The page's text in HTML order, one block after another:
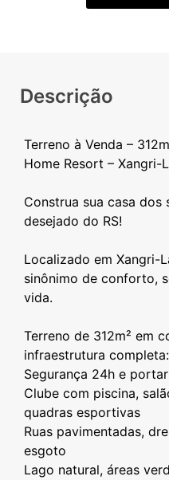
Descrição
Terreno à Venda –
Home Resort – Xangri-
Construa sua casa
desejado do RS!
Localizado em Xangri-
sinônimo de conforto,
vida.
Terreno de 312m² em
infraestrutura completa:
Segurança 24h e
Clube com piscina,
quadras esportivas
Ruas pavimentadas,
esgoto
Lago natural, áreas